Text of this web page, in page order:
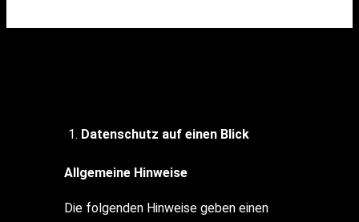
Datenschutz auf einen Blick
Allgemeine Hinweise
Die folgenden Hinweise geben einen